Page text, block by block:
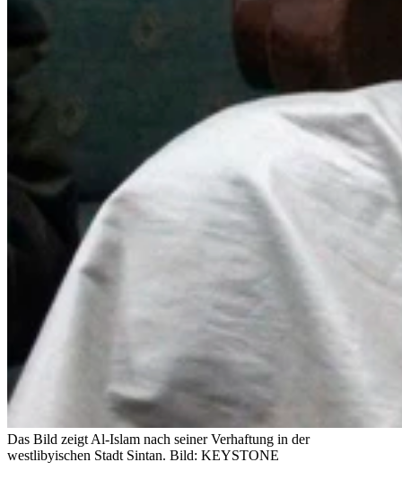
Das Bild zeigt Al-Islam nach seiner Verhaftung in der
westlibyischen Stadt Sintan. Bild: KEYSTONE